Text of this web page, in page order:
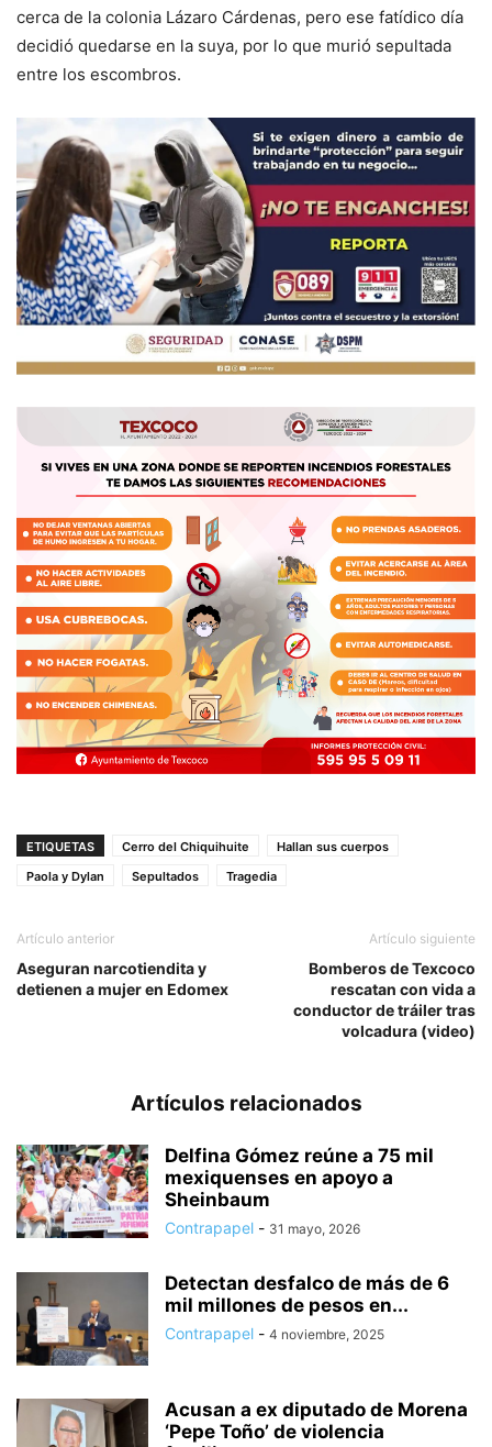
cerca de la colonia Lázaro Cárdenas, pero ese fatídico día
decidió quedarse en la suya, por lo que murió sepultada
entre los escombros.
ETIQUETAS Cerro del Chiquihuite
Hallan sus cuerpos
Paola y Dylan
Sepultados Tragedia
Artículo anterior
Aseguran narcotiendita y
detienen a mujer en Edomex
Artículo siguiente
Bomberos de Texcoco
rescatan con vida a
conductor de tráiler tras
volcadura (video)
Artículos relacionados
Delfina Gómez reúne a 75 mil
mexiquenses en apoyo a
Sheinbaum
Contrapapel - 31 mayo, 2026
Detectan desfalco de más de 6
mil millones de pesos en...
Contrapapel - 4 noviembre, 2025
Acusan a ex diputado de Morena
‘Pepe Toño’ de violencia